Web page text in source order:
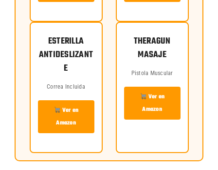
ESTERILLA
ANTIDESLIZANT
E
Correa Incluida
Ver en
Amazon
THERAGUN
MASAJE
Pistola Muscular
Ver en
Amazon